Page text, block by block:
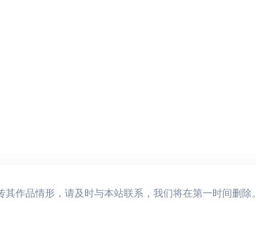
作品情形，请及时与本站联系，我们将在第一时间删除。